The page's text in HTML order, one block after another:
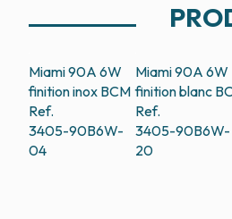
Miami 90A 6W
finition inox BCM
Ref.
3405-90B6W-
04
Miami 90A 6W
finition blanc
Ref.
3405-90B6W-
20